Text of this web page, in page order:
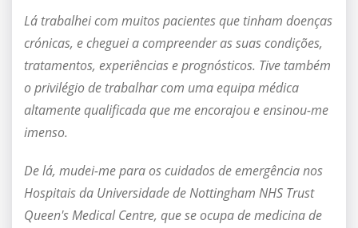
Lá trabalhei com muitos pacientes que tinham doenças
crónicas, e cheguei a compreender as suas condições,
tratamentos, experiências e prognósticos. Tive também
o privilégio de trabalhar com uma equipa médica
altamente qualificada que me encorajou e ensinou-me
imenso.
De lá, mudei-me para os cuidados de emergência nos
Hospitais da Universidade de Nottingham NHS Trust
Queen's Medical Centre, que se ocupa de medicina de